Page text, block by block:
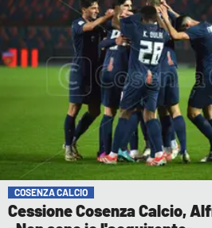
COSENZA CALCIO
Cessione Cosenza Calcio,